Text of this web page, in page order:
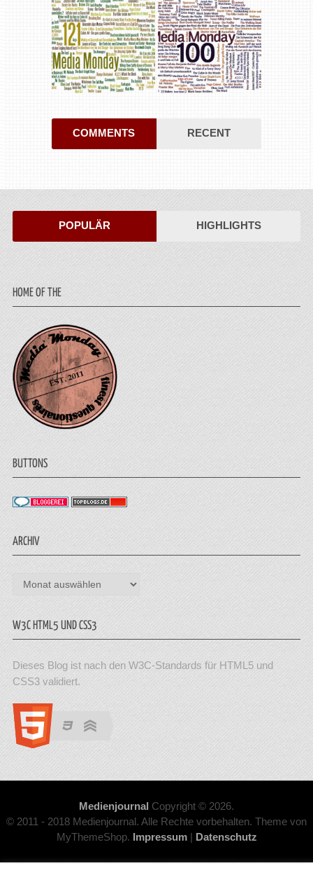
COMMENTS RECENT
POPULÄR HIGHLIGHTS
HOME OF THE
BUTTONS
ARCHIV
Archiv
W3C HTML5 UND CSS3
Dieses Blog ist nach den W3C-Standards für HTML5 und
CSS3 validiert.
Medienjournal Copyright © 2026.
© 2011 - 2018 Medienjournal. Alle Rechte vorbehalten. Theme von
MyThemeShop. Impressum| Datenschutz